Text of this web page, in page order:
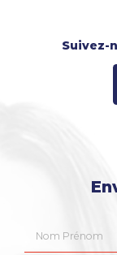
Suivez-